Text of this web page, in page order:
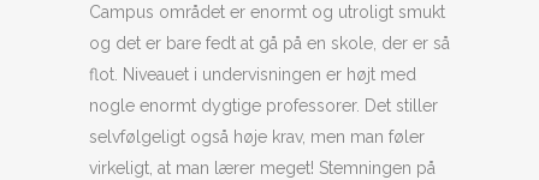
Campus området er enormt og utroligt smukt
og det er bare fedt at gå på en skole, der er så
flot. Niveauet i undervisningen er højt med
nogle enormt dygtige professorer. Det stiller
selvfølgeligt også høje krav, men man føler
virkeligt, at man lærer meget! Stemningen på